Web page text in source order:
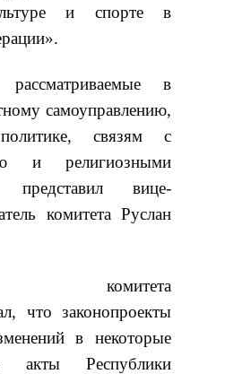
и спорте в
рассматриваемые в
самоуправлению,
связям с
и религиозными
представил вице-
комитета Руслан
комитета
что законопроекты
в некоторые
акты Республики